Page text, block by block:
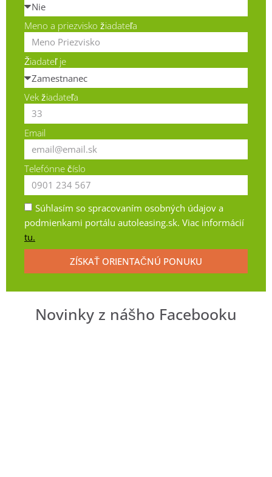
Meno a priezvisko žiadateľa
Žiadateľ je
Vek žiadateľa
Email
Telefónne číslo
Súhlasím so spracovaním osobných údajov a
podmienkami portálu autoleasing.sk. Viac informácií
tu.
ZÍSKAŤ ORIENTAČNÚ PONUKU
Novinky z nášho Facebooku